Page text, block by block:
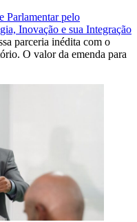
Parlamentar pelo
Inovação e sua Integração
parceria inédita com o
O valor da emenda para